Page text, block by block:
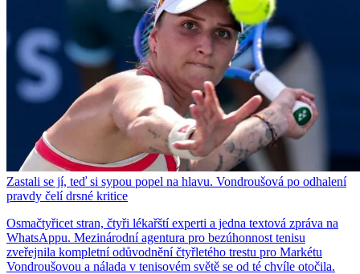
Zastali se jí, teď si sypou popel na hlavu. Vondroušová po odhalení
pravdy čelí drsné kritice
Osmačtyřicet stran, čtyři lékařští experti a jedna textová zpráva na
WhatsAppu. Mezinárodní agentura pro bezúhonnost tenisu
zveřejnila kompletní odůvodnění čtyřletého trestu pro Markétu
Vondroušovou a nálada v tenisovém světě se od té chvíle otočila.